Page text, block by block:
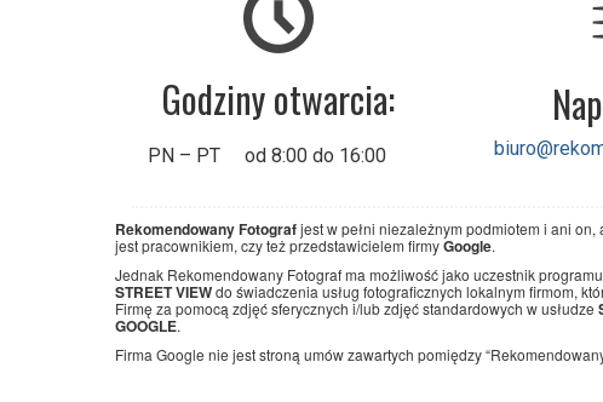
Godziny otwarcia:
PN – PT od 8:00 do 16:00
Rekomendowany Fotografjest w pełni niezależnym podmiotem i ani
jest pracownikiem, czy też przedstawicielem firmyGoogle.
Jednak Rekomendowany Fotograf ma możliwość jako uczestnik programu
STREET VIEWdo świadczenia usług fotograficznych lokalnym firmom,
Firmę za pomocą zdjęć sferycznych i/lub zdjęć standardowych w usłudze
GOOGLE.
Firma Google nie jest stroną umów zawartych pomiędzy